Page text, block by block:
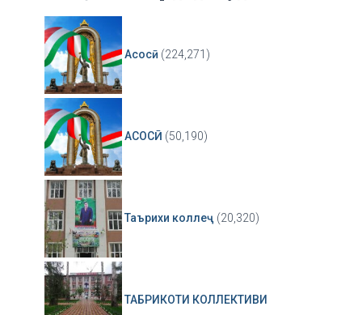
Асосӣ (224,271)
АСОСӢ (50,190)
Таърихи коллеҷ (20,320)
ТАБРИКОТИ КОЛЛЕКТИВИ